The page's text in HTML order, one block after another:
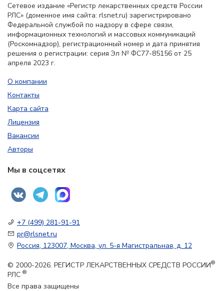
Сетевое издание «Регистр лекарственных средств России
РЛС» (доменное имя сайта: rlsnet.ru) зарегистрировано
Федеральной службой по надзору в сфере связи,
информационных технологий и массовых коммуникаций
(Роскомнадзор), регистрационный номер и дата принятия
решения о регистрации: серия Эл № ФС77-85156 от 25
апреля 2023 г.
О компании
Контакты
Карта сайта
Лицензия
Вакансии
Авторы
Мы в соцсетях
+7 (499) 281-91-91
pr@rlsnet.ru
Россия, 123007, Москва, ул. 5-я Магистральная, д. 12
© 2000-2026. РЕГИСТР ЛЕКАРСТВЕННЫХ СРЕДСТВ РОССИИ®
РЛС ®
Все права защищены